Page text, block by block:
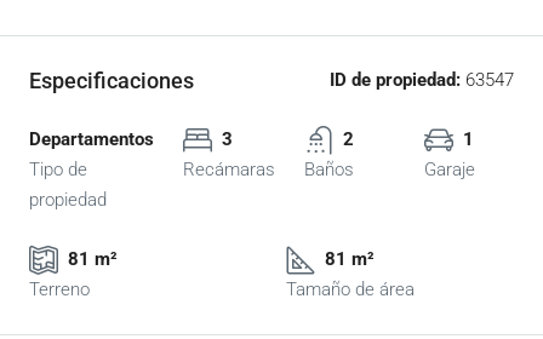
Especificaciones ID de propiedad: 63547
Departamentos
Tipo de
propiedad
3
Recámaras
2
Baños
1
Garaje
81 m²
Terreno
81 m²
Tamaño de área